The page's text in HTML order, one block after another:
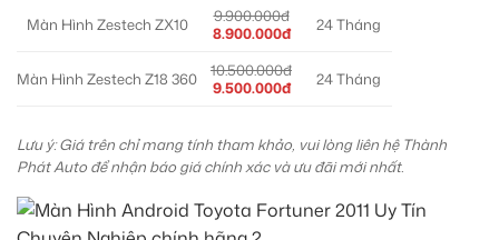
Màn Hình Zestech ZX10
9.900.000đ
8.900.000đ
24 Tháng
Màn Hình Zestech Z18 360
10.500.000đ
9.500.000đ
24 Tháng
Lưu ý: Giá trên chỉ mang tính tham khảo, vui lòng liên hệ Thành
Phát Auto để nhận báo giá chính xác và ưu đãi mới nhất.